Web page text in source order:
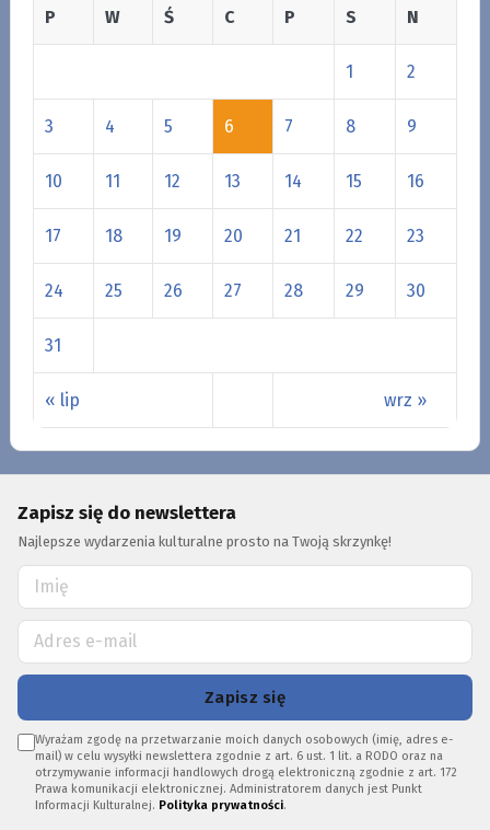
P W Ś C P S N
« lip wrz »
1 2
3 4 5 6 7 8 9
10 11 12 13 14 15 16
17 18 19 20 21 22 23
24 25 26 27 28 29 30
31
Zapisz się do newslettera
Najlepsze wydarzenia kulturalne prosto na Twoją skrzynkę!
Zapisz się
Wyrażam zgodę na przetwarzanie moich danych osobowych (imię, adres e-
mail) w celu wysyłki newslettera zgodnie z art. 6 ust. 1 lit. a RODO oraz na
otrzymywanie informacji handlowych drogą elektroniczną zgodnie z art. 172
Prawa komunikacji elektronicznej. Administratorem danych jest Punkt
Informacji Kulturalnej. Polityka prywatności.